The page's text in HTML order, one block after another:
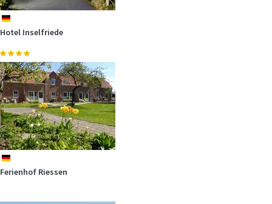
de
Hotel Inselfriede
de
Ferienhof Riessen